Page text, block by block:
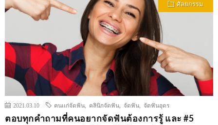
ศัลยกรรม
2021.03.10 คนเเก่จัดฟัน คลินิกจัดฟัน จัดฟัน จัดฟันอุดร
ตอบทุกคำถามที่คนอยากจัดฟันต้องการรู้ และ #5